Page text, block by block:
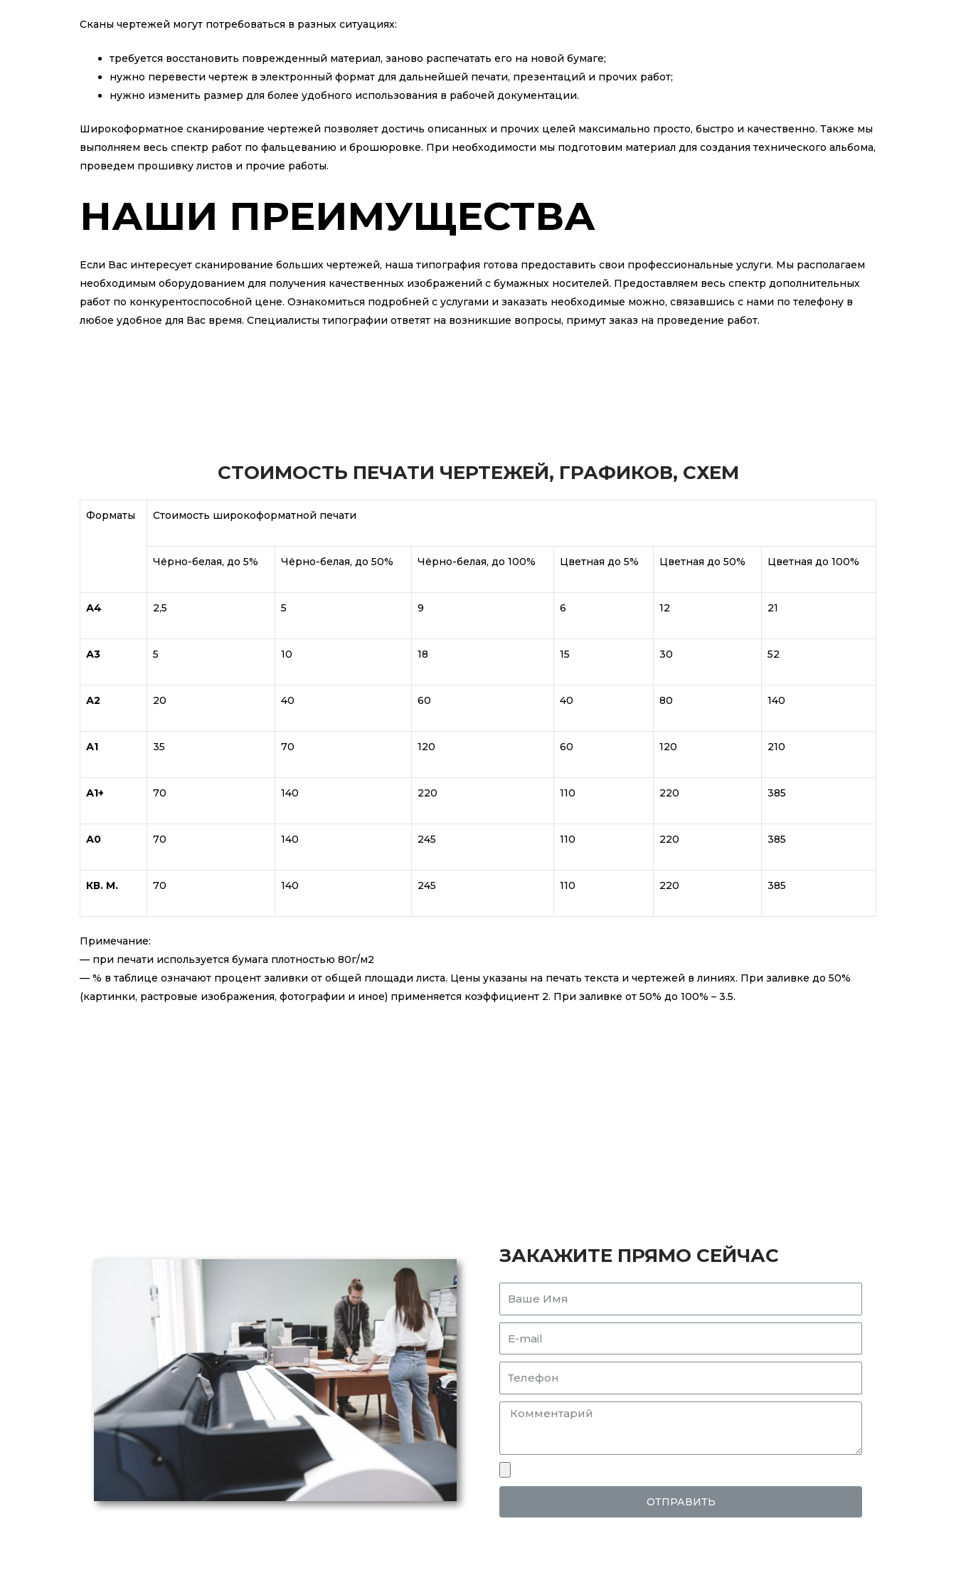
Сканы чертежей могут потребоваться в разных ситуациях:
требуется восстановить поврежденный материал, заново распечатать его на новой бумаге;
нужно перевести чертеж в электронный формат для дальнейшей печати, презентаций и прочих работ;
нужно изменить размер для более удобного использования в рабочей документации.
Широкоформатное сканирование чертежей позволяет достичь описанных и прочих целей максимально просто, быстро и качественно. Также мы
выполняем весь спектр работ по фальцеванию и брошюровке. При необходимости мы подготовим материал для создания технического альбома,
проведем прошивку листов и прочие работы.
НАШИ ПРЕИМУЩЕСТВА
Если Вас интересует сканирование больших чертежей, наша типография готова предоставить свои профессиональные услуги. Мы располагаем
необходимым оборудованием для получения качественных изображений с бумажных носителей. Предоставляем весь спектр дополнительных
работ по конкурентоспособной цене. Ознакомиться подробней с услугами и заказать необходимые можно, связавшись с нами по телефону в
любое удобное для Вас время. Специалисты типографии ответят на возникшие вопросы, примут заказ на проведение работ.
СТОИМОСТЬ ПЕЧАТИ ЧЕРТЕЖЕЙ, ГРАФИКОВ, СХЕМ
Форматы Стоимость широкоформатной печати
Чёрно-белая, до 5% Чёрно-белая, до 50% Чёрно-белая, до 100% Цветная до 5% Цветная до 50% Цветная до 100%
А4 2,5 5 9 6 12 21
А3 5 10 18 15 30 52
А2 20 40 60 40 80 140
А1 35 70 120 60 120 210
А1+ 70 140 220 110 220 385
А0 70 140 245 110 220 385
КВ. М. 70 140 245 110 220 385
Примечание:
— при печати используется бумага плотностью 80г/м2
— % в таблице означают процент заливки от общей площади листа. Цены указаны на печать текста и чертежей в линиях. При заливке до 50%
(картинки, растровые изображения, фотографии и иное) применяется коэффициент 2. При заливке от 50% до 100% – 3.5.
ЗАКАЖИТЕ ПРЯМО СЕЙЧАС
ОТПРАВИТЬ